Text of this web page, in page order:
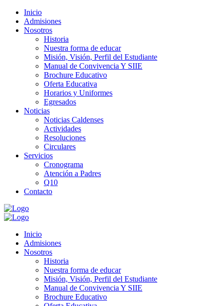
Inicio
Admisiones
Nosotros
Historia
Nuestra forma de educar
Misión, Visión, Perfil del Estudiante
Manual de Convivencia Y SIIE
Brochure Educativo
Oferta Educativa
Horarios y Uniformes
Egresados
Noticias
Noticias Caldenses
Actividades
Resoluciones
Circulares
Servicios
Cronograma
Atención a Padres
Q10
Contacto
Inicio
Admisiones
Nosotros
Historia
Nuestra forma de educar
Misión, Visión, Perfil del Estudiante
Manual de Convivencia Y SIIE
Brochure Educativo